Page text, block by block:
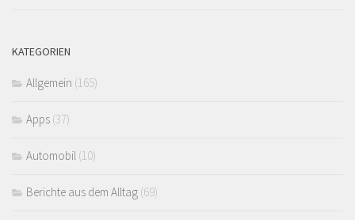
KATEGORIEN
Allgemein (165)
Apps (37)
Automobil (10)
Berichte aus dem Alltag (69)